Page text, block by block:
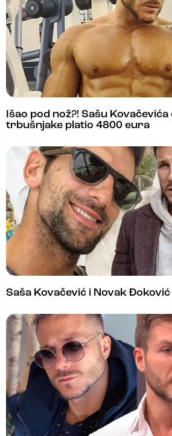
Išao pod nož?! Sašu
trbušnjake platio 4800 eura
Saša Kovačević i Novak